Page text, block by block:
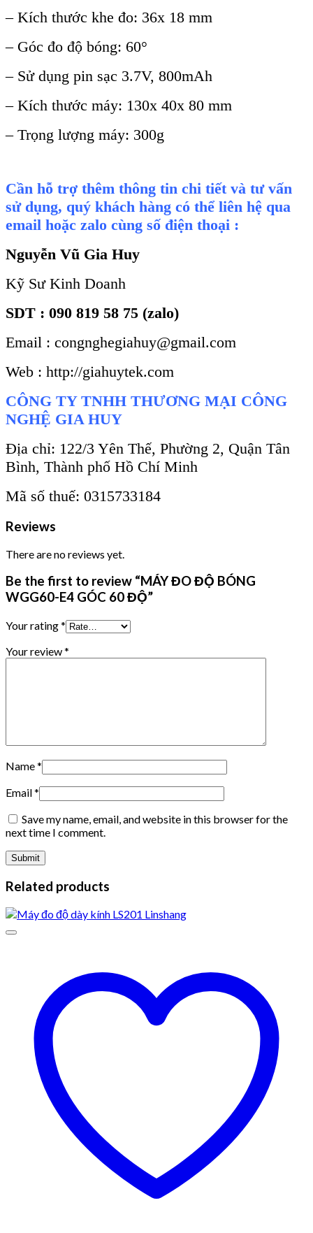
– Kích thước khe đo: 36x 18 mm
–Góc đo độ bóng: 60°
– Sử dụng pin sạc 3.7V, 800mAh
–Kích thước máy: 130x 40x 80 mm
– Trọng lượng máy: 300g
Cần hỗ trợ thêm thông tin chi tiết và tư vấn
sử dụng, quý khách hàng có thể liên hệ qua
email hoặc zalo cùng số điện thoại :
Nguyễn Vũ Gia Huy
Kỹ Sư Kinh Doanh
SDT : 090 819 58 75 (zalo)
Email : congnghegiahuy@gmail.com
Web : http://giahuytek.com
CÔNG TY TNHH THƯƠNG MẠI CÔNG
NGHỆ GIA HUY
Địa chỉ: 122/3 Yên Thế, Phường 2, Quận Tân
Bình, Thành phố Hồ Chí Minh
Mã số thuế: 0315733184
Reviews
There are no reviews yet.
Be the first to review “MÁY ĐO ĐỘ BÓNG
WGG60-E4 GÓC 60 ĐỘ”
Your rating*
Your review*
Name*
Email*
Save my name, email, and website in this browser for the
next time I comment.
Related products